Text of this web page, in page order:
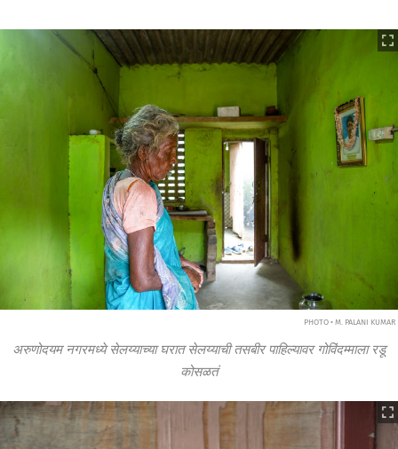
PHOTO • M. PALANI KUMAR
अरुणोदयम नगरमध्ये सेलय्याच्या घरात सेलय्याची तसबीर पाहिल्यावर गोविंदम्माला रडू
कोसळतं